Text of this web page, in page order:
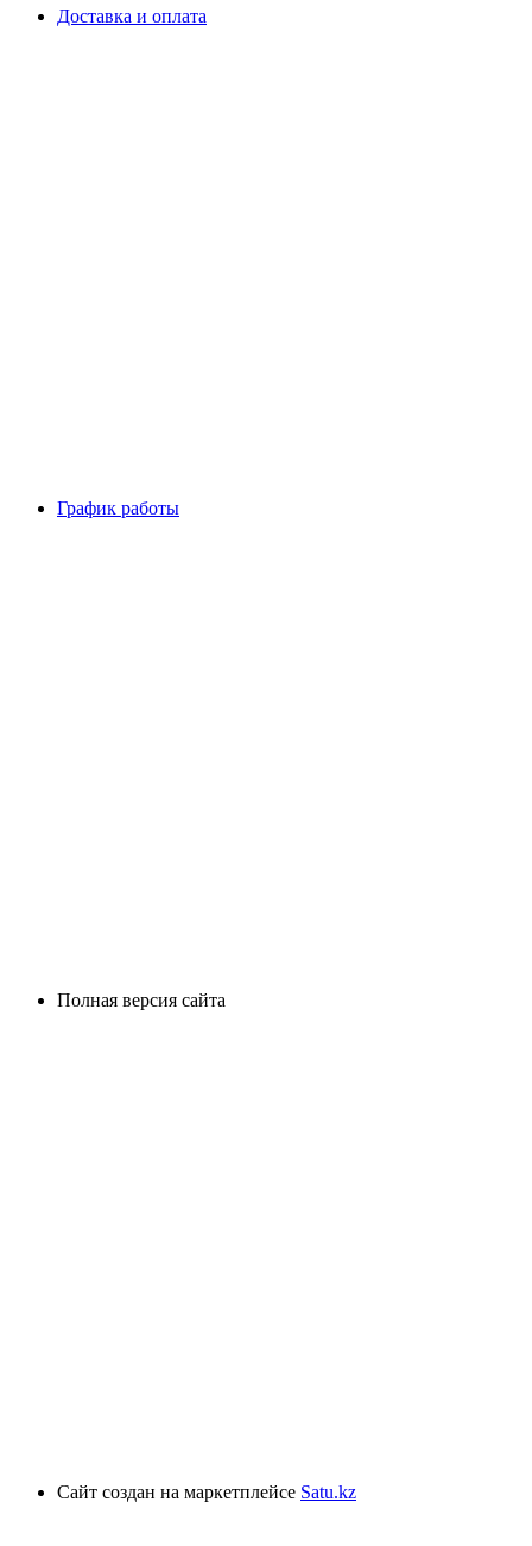
Доставка и оплата
График работы
Полная версия сайта
Сайт создан на маркетплейсе Satu.kz